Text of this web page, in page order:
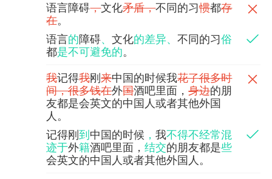
语言障碍，文化矛盾，不同的习惯都存
在。
语言的障碍、文化的差异、不同的习俗
都是不可避免的。
我记得我刚来中国的时候我花了很多时
间，很多钱在外国酒吧里面，身边的朋
友都是会英文的中国人或者其他外国
人。
记得刚到 中国的时候 ，我不得不经常混
迹于外籍酒吧里面，结交的朋友都是些
会英文的中国人或者其他外国人。